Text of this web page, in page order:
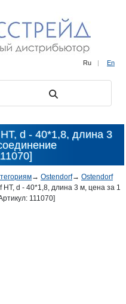
Ru | En
d - 40*1,8, длина 3
→ Ostendorf→ Ostendorf
HT, d - 40*1,8, длина 3 м, цена за 1
111070]